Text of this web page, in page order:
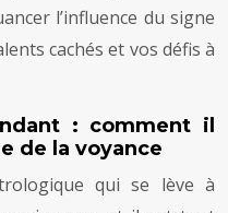
l’influence du signe
cachés et vos défis à
: comment il
de la voyance
qui se lève à